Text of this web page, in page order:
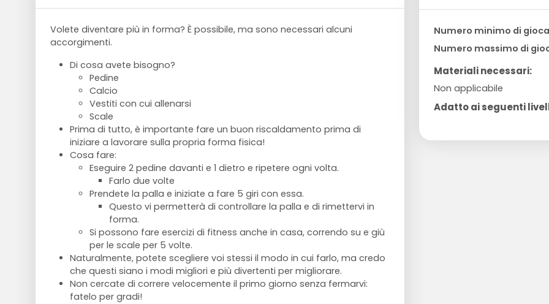
Volete diventare più in forma? È possibile, ma sono necessari alcuni
accorgimenti.
Di cosa avete bisogno?
Pedine
Calcio
Vestiti con cui allenarsi
Scale
Prima di tutto, è importante fare un buon riscaldamento prima di
iniziare a lavorare sulla propria forma fisica!
Cosa fare:
Eseguire 2 pedine davanti e 1 dietro e ripetere ogni volta.
Farlo due volte
Prendete la palla e iniziate a fare 5 giri con essa.
Questo vi permetterà di controllare la palla e di rimettervi in
forma.
Si possono fare esercizi di fitness anche in casa, correndo su e giù
per le scale per 5 volte.
Naturalmente, potete scegliere voi stessi il modo in cui farlo, ma credo
che questi siano i modi migliori e più divertenti per migliorare.
Non cercate di correre velocemente il primo giorno senza fermarvi:
fatelo per gradi!
Numero minimo di
Numero massimo di
Materiali necessari:
Non applicabile
Adatto ai seguenti